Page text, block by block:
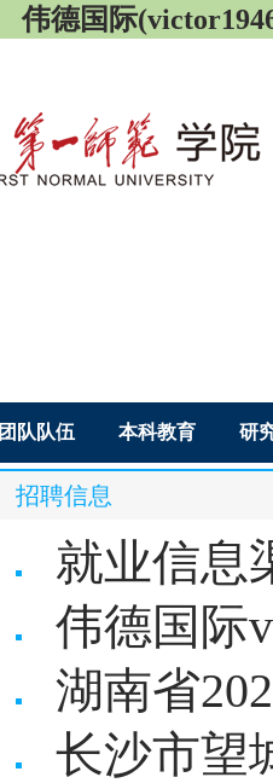
伟德国际
团队队伍 本科教育 研
招聘信息
就业信息
伟德国际
湖南省
长沙市望